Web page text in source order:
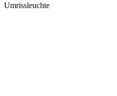
Umrissleuchte